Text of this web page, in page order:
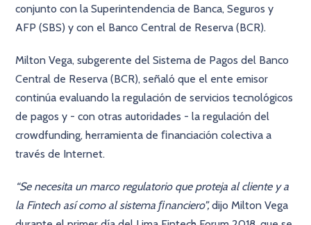
conjunto con la Superintendencia de Banca, Seguros y
AFP (SBS) y con el Banco Central de Reserva (BCR).
Milton Vega, subgerente del Sistema de Pagos del Banco
Central de Reserva (BCR), señaló que el ente emisor
continúa evaluando la regulación de servicios tecnológicos
de pagos y - con otras autoridades - la regulación del
crowdfunding, herramienta de ﬁnanciación colectiva a
través de Internet.
“Se necesita un marco regulatorio que proteja al cliente y a
la Fintech así como al sistema ﬁnanciero”,dijo Milton Vega